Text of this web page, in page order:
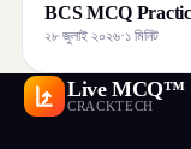
BCS MCQ Practice
২৮ জুলাই ২০২৬·১ মিনিট
Live MCQ™
CRACKTECH